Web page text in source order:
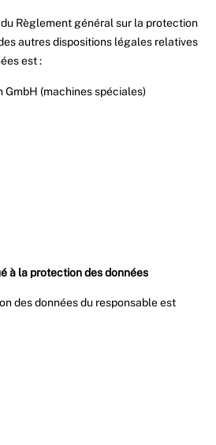
Règlement général sur la protection
autres dispositions légales relatives
est :
(machines spéciales)
à la protection des données
des données du responsable est